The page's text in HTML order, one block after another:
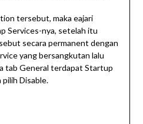
tersebut, maka eajari
Services-nya, setelah itu
secara permanent dengan
yang bersangkutan lalu
tab General terdapat Startup
Disable.